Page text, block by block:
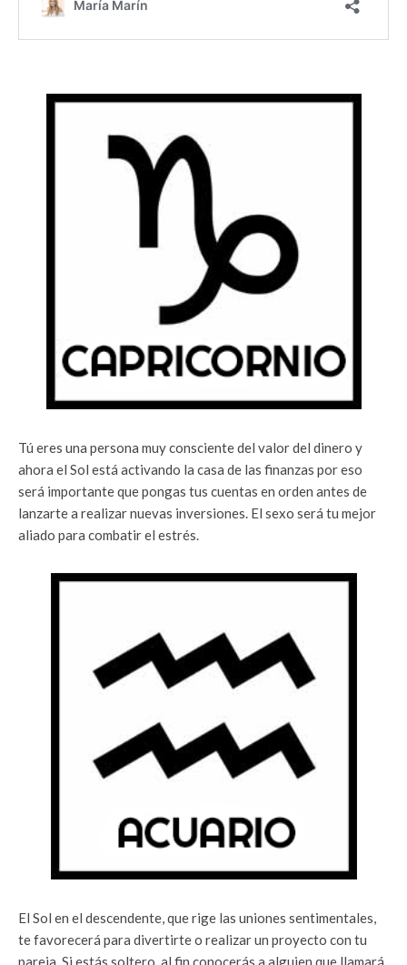
Tú eres una persona muy consciente del valor del dinero y
ahora el Sol está activando la casa de las finanzas por eso
será importante que pongas tus cuentas en orden antes de
lanzarte a realizar nuevas inversiones. El sexo será tu mejor
aliado para combatir el estrés.
El Sol en el descendente, que rige las uniones sentimentales,
te favorecerá para divertirte o realizar un proyecto con tu
pareja. Si estás soltero, al fin conocerás a alguien que llamará